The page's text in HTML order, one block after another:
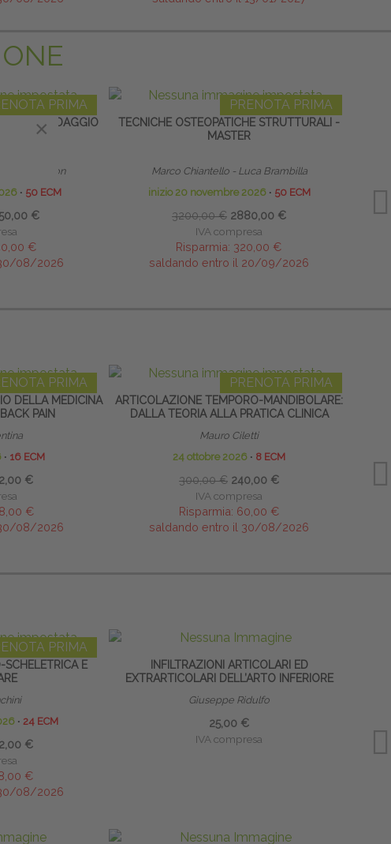
PRIMA
E BENDAGGIO
Tomson
∙ 50 ECM
€
€
08/2026
PRENOTA PRIMA
TECNICHE OSTEOPATICHE STRUTTURALI -
MASTER
Marco Chiantello - Luca Brambilla
inizio 20 novembre 2026 ∙ 50 ECM
3200,00 € 2880,00 €
IVA compresa
Risparmia: 320,00 €
saldando entro il 20/09/2026
PRIMA
DELLA MEDICINA
PAIN
∙ 16 ECM
€
€
08/2026
PRENOTA PRIMA
ARTICOLAZIONE TEMPORO-MANDIBOLARE:
DALLA TEORIA ALLA PRATICA CLINICA
Mauro Ciletti
24 ottobre 2026 ∙ 8 ECM
300,00 € 240,00 €
IVA compresa
Risparmia: 60,00 €
saldando entro il 30/08/2026
PRIMA
E
∙ 24 ECM
€
€
08/2026
INFILTRAZIONI ARTICOLARI ED
EXTRARTICOLARI DELL’ARTO INFERIORE
Giuseppe Ridulfo
25,00 €
IVA compresa
×